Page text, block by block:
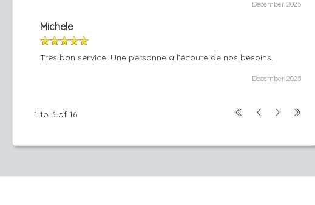
December 2025
Michele
Très bon service! Une personne a l’écoute de nos besoins.
December 2025
1 to 3 of 16